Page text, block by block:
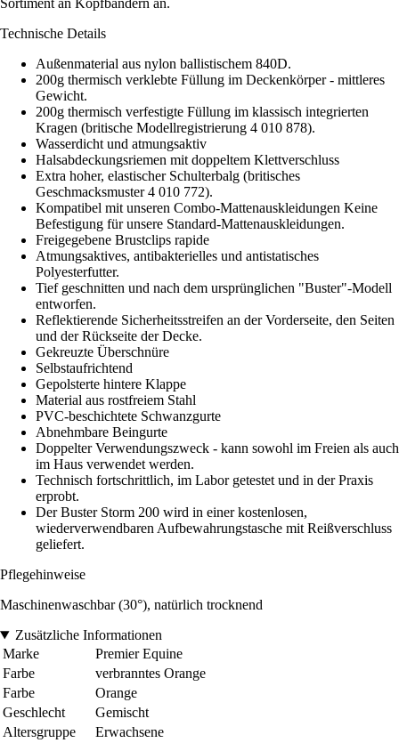
Sortiment an Kopfbändern an.
Technische Details
Außenmaterial aus nylon ballistischem 840D.
200g thermisch verklebte Füllung im Deckenkörper - mittleres
Gewicht.
200g thermisch verfestigte Füllung im klassisch integrierten
Kragen (britische Modellregistrierung 4 010 878).
Wasserdicht und atmungsaktiv
Halsabdeckungsriemen mit doppeltem Klettverschluss
Extra hoher, elastischer Schulterbalg (britisches
Geschmacksmuster 4 010 772).
Kompatibel mit unseren Combo-Mattenauskleidungen Keine
Befestigung für unsere Standard-Mattenauskleidungen.
Freigegebene Brustclips rapide
Atmungsaktives, antibakterielles und antistatisches
Polyesterfutter.
Tief geschnitten und nach dem ursprünglichen "Buster"-Modell
entworfen.
Reflektierende Sicherheitsstreifen an der Vorderseite, den Seiten
und der Rückseite der Decke.
Gekreuzte Überschnüre
Selbstaufrichtend
Gepolsterte hintere Klappe
Material aus rostfreiem Stahl
PVC-beschichtete Schwanzgurte
Abnehmbare Beingurte
Doppelter Verwendungszweck - kann sowohl im Freien als auch
im Haus verwendet werden.
Technisch fortschrittlich, im Labor getestet und in der Praxis
erprobt.
Der Buster Storm 200 wird in einer kostenlosen,
wiederverwendbaren Aufbewahrungstasche mit Reißverschluss
geliefert.
Pflegehinweise
Maschinenwaschbar (30°), natürlich trocknend
Zusätzliche Informationen
Marke
Premier Equine
Farbe
verbranntes Orange
Farbe
Orange
Geschlecht
Gemischt
Altersgruppe
Erwachsene